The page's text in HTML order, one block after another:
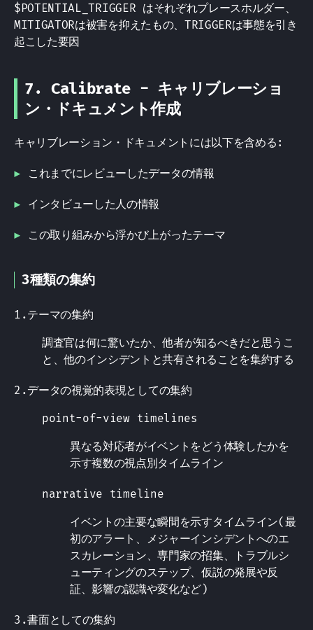
$POTENTIAL_TRIGGER はそれぞれプレースホルダー、
MITIGATORは被害を抑えたもの、TRIGGERは事態を引き
起こした要因
7. Calibrate - キャリブレーショ
ン・ドキュメント作成
キャリブレーション・ドキュメントには以下を含める:
これまでにレビューしたデータの情報
インタビューした人の情報
この取り組みから浮かび上がったテーマ
3種類の集約
1.テーマの集約
調査官は何に驚いたか、他者が知るべきだと思うこ
と、他のインシデントと共有されることを集約する
2.データの視覚的表現としての集約
point-of-view timelines
異なる対応者がイベントをどう体験したかを
示す複数の視点別タイムライン
narrative timeline
イベントの主要な瞬間を示すタイムライン(最
初のアラート、メジャーインシデントへのエ
スカレーション、専門家の招集、トラブルシ
ューティングのステップ、仮説の発展や反
証、影響の認識や変化など)
3.書面としての集約